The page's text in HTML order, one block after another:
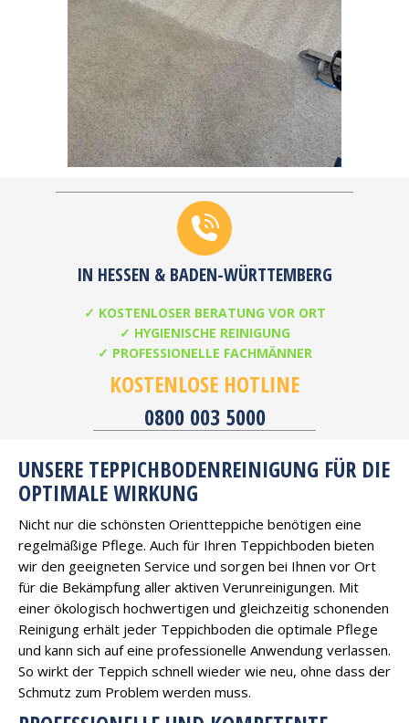
IN HESSEN & BADEN-WÜRTTEMBERG
✓ KOSTENLOSER BERATUNG VOR ORT
✓ HYGIENISCHE REINIGUNG
✓ PROFESSIONELLE FACHMÄNNER
KOSTENLOSE HOTLINE
0800 003 5000
UNSERE TEPPICHBODENREINIGUNG FÜR DIE
OPTIMALE WIRKUNG
Nicht nur die schönsten Orientteppiche benötigen eine
regelmäßige Pflege. Auch für Ihren Teppichboden bieten
wir den geeigneten Service und sorgen bei Ihnen vor Ort
für die Bekämpfung aller aktiven Verunreinigungen. Mit
einer ökologisch hochwertigen und gleichzeitig schonenden
Reinigung erhält jeder Teppichboden die optimale Pflege
und kann sich auf eine professionelle Anwendung verlassen.
So wirkt der Teppich schnell wieder wie neu, ohne dass der
Schmutz zum Problem werden muss.